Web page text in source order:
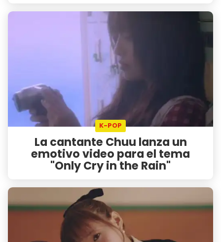
K-POP
La cantante Chuu lanza un
emotivo video para el tema
"Only Cry in the Rain"